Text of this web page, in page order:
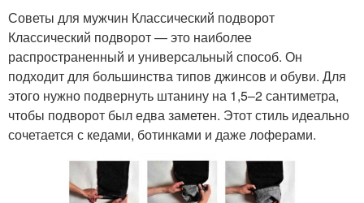
Советы для мужчин Классический подворот
Классический подворот — это наиболее
распространенный и универсальный способ. Он
подходит для большинства типов джинсов и обуви. Для
этого нужно подвернуть штанину на 1,5–2 сантиметра,
чтобы подворот был едва заметен. Этот стиль идеально
сочетается с кедами, ботинками и даже лоферами.